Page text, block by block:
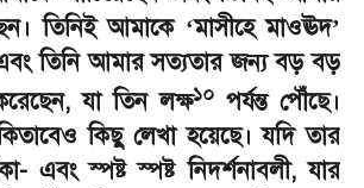
তিনিই আমাকে ‘মাসীহে মাওঊদ’
তিনি আমার সত্যতার জন্য বড় বড়
,যা তিন লক্ষ১০ পর্যন্ত পৌঁছে।
কিছু লেখা হয়েছে। যদি তার
এবং স্পষ্ট স্পষ্ট নিদর্শনাবলী,যার